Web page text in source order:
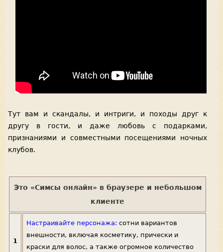
Тут вам и скандалы, и интриги, и походы друг к
другу в гости, и даже любовь с подарками,
признаниями и совместными посещениями ночных
клубов.
Это «Симсы онлайн» в браузере и небольшом
клиенте
1
Настраивайте персонажа: сотни вариантов
внешности, включая косметику, прически и
краски для волос, а также огромное количество